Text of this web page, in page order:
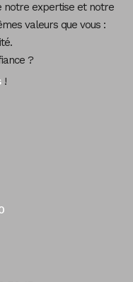
notre expertise et notre
valeurs que vous :
?
!